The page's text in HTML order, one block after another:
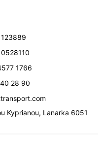
1766
28 90
Kyprianou, Lanarka 6051